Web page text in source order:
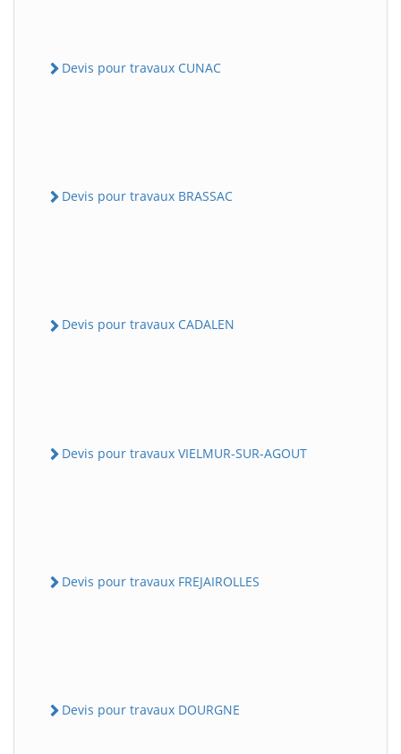
Devis pour travaux CUNAC
Devis pour travaux BRASSAC
Devis pour travaux CADALEN
Devis pour travaux VIELMUR-SUR-AGOUT
Devis pour travaux FREJAIROLLES
Devis pour travaux DOURGNE